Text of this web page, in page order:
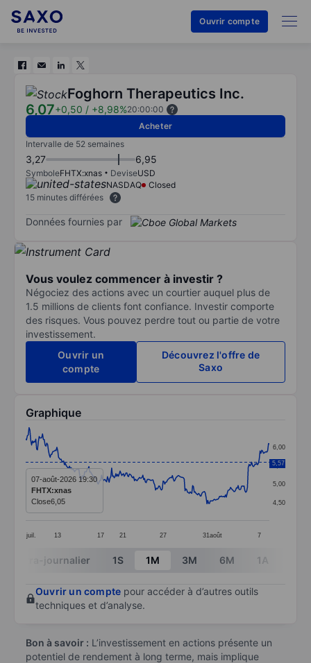
Ouvrir compte
Foghorn Therapeutics Inc.
6,07+0,50 / +8,98%20:00:00
Acheter
Intervalle de 52 semaines
3,27 6,95
SymboleFHTX:xnas DeviseUSD
NASDAQ
Closed
15 minutes différées
Données fournies par
Vous voulez commencer à investir ?
Négociez des actions avec un courtier auquel plus de
1.5 millions de clients font confiance. Investir comporte
des risques. Vous pouvez perdre tout ou partie de votre
investissement.
Ouvrir un
compte
Découvrez l'offre de
Saxo
Graphique
Chart
Line chart with 290 data points.
The chart has 1 X axis displaying categories.
The chart has 1 Y axis displaying values. Data
juil. 13 17 21 27 31 août 7
4,50
5,00
5,50
6,00
5,57
07-août-2026 19:30
FHTX:xnas
Close6,05
End of interactive chart.
Intra-journalier 1S 1M 3M 6M 1A
Ouvrir un compte pour accéder à d’autres outils
techniques et d’analyse.
Bon à savoir : L’investissement en actions présente un
potentiel de rendement à long terme, mais implique